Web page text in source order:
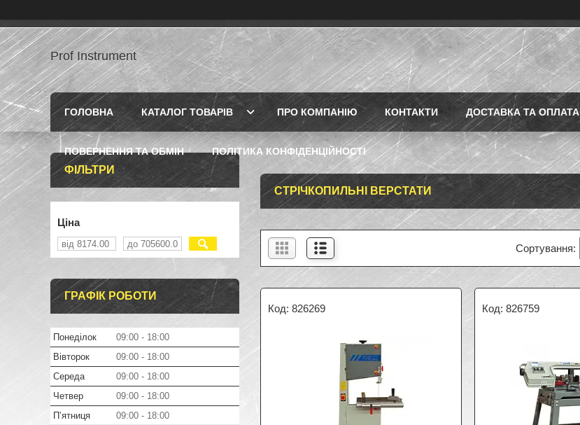
Prof Instrument
ГОЛОВНА КАТАЛОГ ТОВАРІВ ПРО КОМПАНІЮ КОНТАКТИ ДОСТАВКА ТА ОПЛАТА
ПОВЕРНЕННЯ ТА ОБМІН ПОЛІТИКА КОНФІДЕНЦІЙНОСТІ
СТРІЧКОПИЛЬНІ ВЕРСТАТИ
826269 826759
ФІЛЬТРИ
Ціна
ГРАФІК РОБОТИ
Понеділок 09:00
18:00
Вівторок
09:00
18:00
Середа
09:00
18:00
Четвер
09:00
18:00
Пʼятниця
09:00
18:00